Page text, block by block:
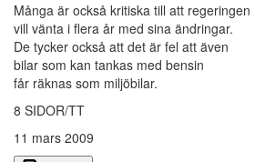
Många är också kritiska till att regeringen
vill vänta i flera år med sina ändringar.
De tycker också att det är fel att även
bilar som kan tankas med bensin
får räknas som miljöbilar.
8 SIDOR/TT
11 mars 2009